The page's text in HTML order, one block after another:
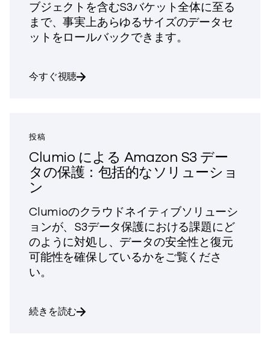
ブジェクトを含むS3バケット全体に至る
まで、事実上あらゆるサイズのデータセ
ットをロールバックできます。
今すぐ視聴「Clumio Backtrack for Amazon S3」に
投稿
Clumio による Amazon S3 デー
タの保護：包括的なソリューショ
ン
Clumioのクラウドネイティブソリューシ
ョンが、S3データ保護における課題にど
のように対処し、データの安全性と復元
可能性を確保しているかをご覧くださ
い。
続きを読む「Clumio による Amazon S3 データの保護